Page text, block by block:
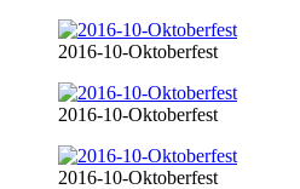
2016-10-Oktoberfest
2016-10-Oktoberfest
2016-10-Oktoberfest